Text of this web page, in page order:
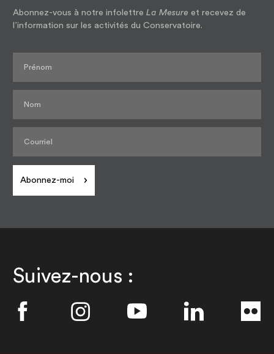
Abonnez-vous à notre infolettreLa Mesure et recevez de
l’information sur les activités du Conservatoire.
Abonnez-moi
Suivez-nous :